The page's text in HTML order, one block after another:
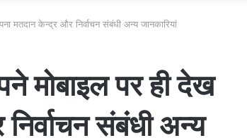
मतदान केन्द्र और निर्वाचन संबंधी अन्य जानकारियां
मोबाइल पर ही देख
संबंधी अन्य